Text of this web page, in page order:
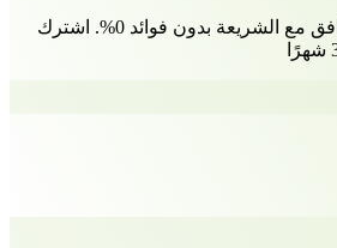
أول اشتراك سيارات متوافق مع الشريعة بدون فوائد 0%. اشترك